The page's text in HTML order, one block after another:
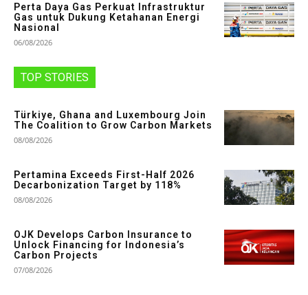
Perta Daya Gas Perkuat Infrastruktur
Gas untuk Dukung Ketahanan Energi
Nasional
06/08/2026
TOP STORIES
Türkiye, Ghana and Luxembourg Join
The Coalition to Grow Carbon Markets
08/08/2026
Pertamina Exceeds First-Half 2026
Decarbonization Target by 118%
08/08/2026
OJK Develops Carbon Insurance to
Unlock Financing for Indonesia’s
Carbon Projects
07/08/2026